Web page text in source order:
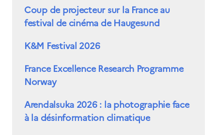
Coup de projecteur sur la France au
festival de cinéma de Haugesund
K&M Festival 2026
France Excellence Research Programme
Norway
Arendalsuka 2026 : la photographie face
à la désinformation climatique